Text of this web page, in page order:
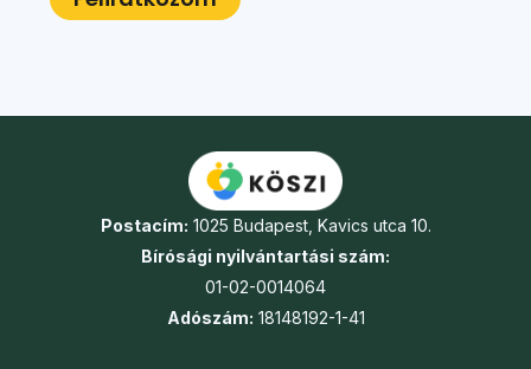
Postacím: 1025 Budapest, Kavics utca 10.
Bírósági nyilvántartási szám:
01-02-0014064
Adószám: 18148192-1-41